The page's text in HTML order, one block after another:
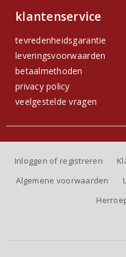
klantenservice
tevredenheidsgarantie
leveringsvoorwaarden
betaalmethoden
privacy policy
veelgestelde vragen
Inloggen of registreren
Algemene voorwaarden